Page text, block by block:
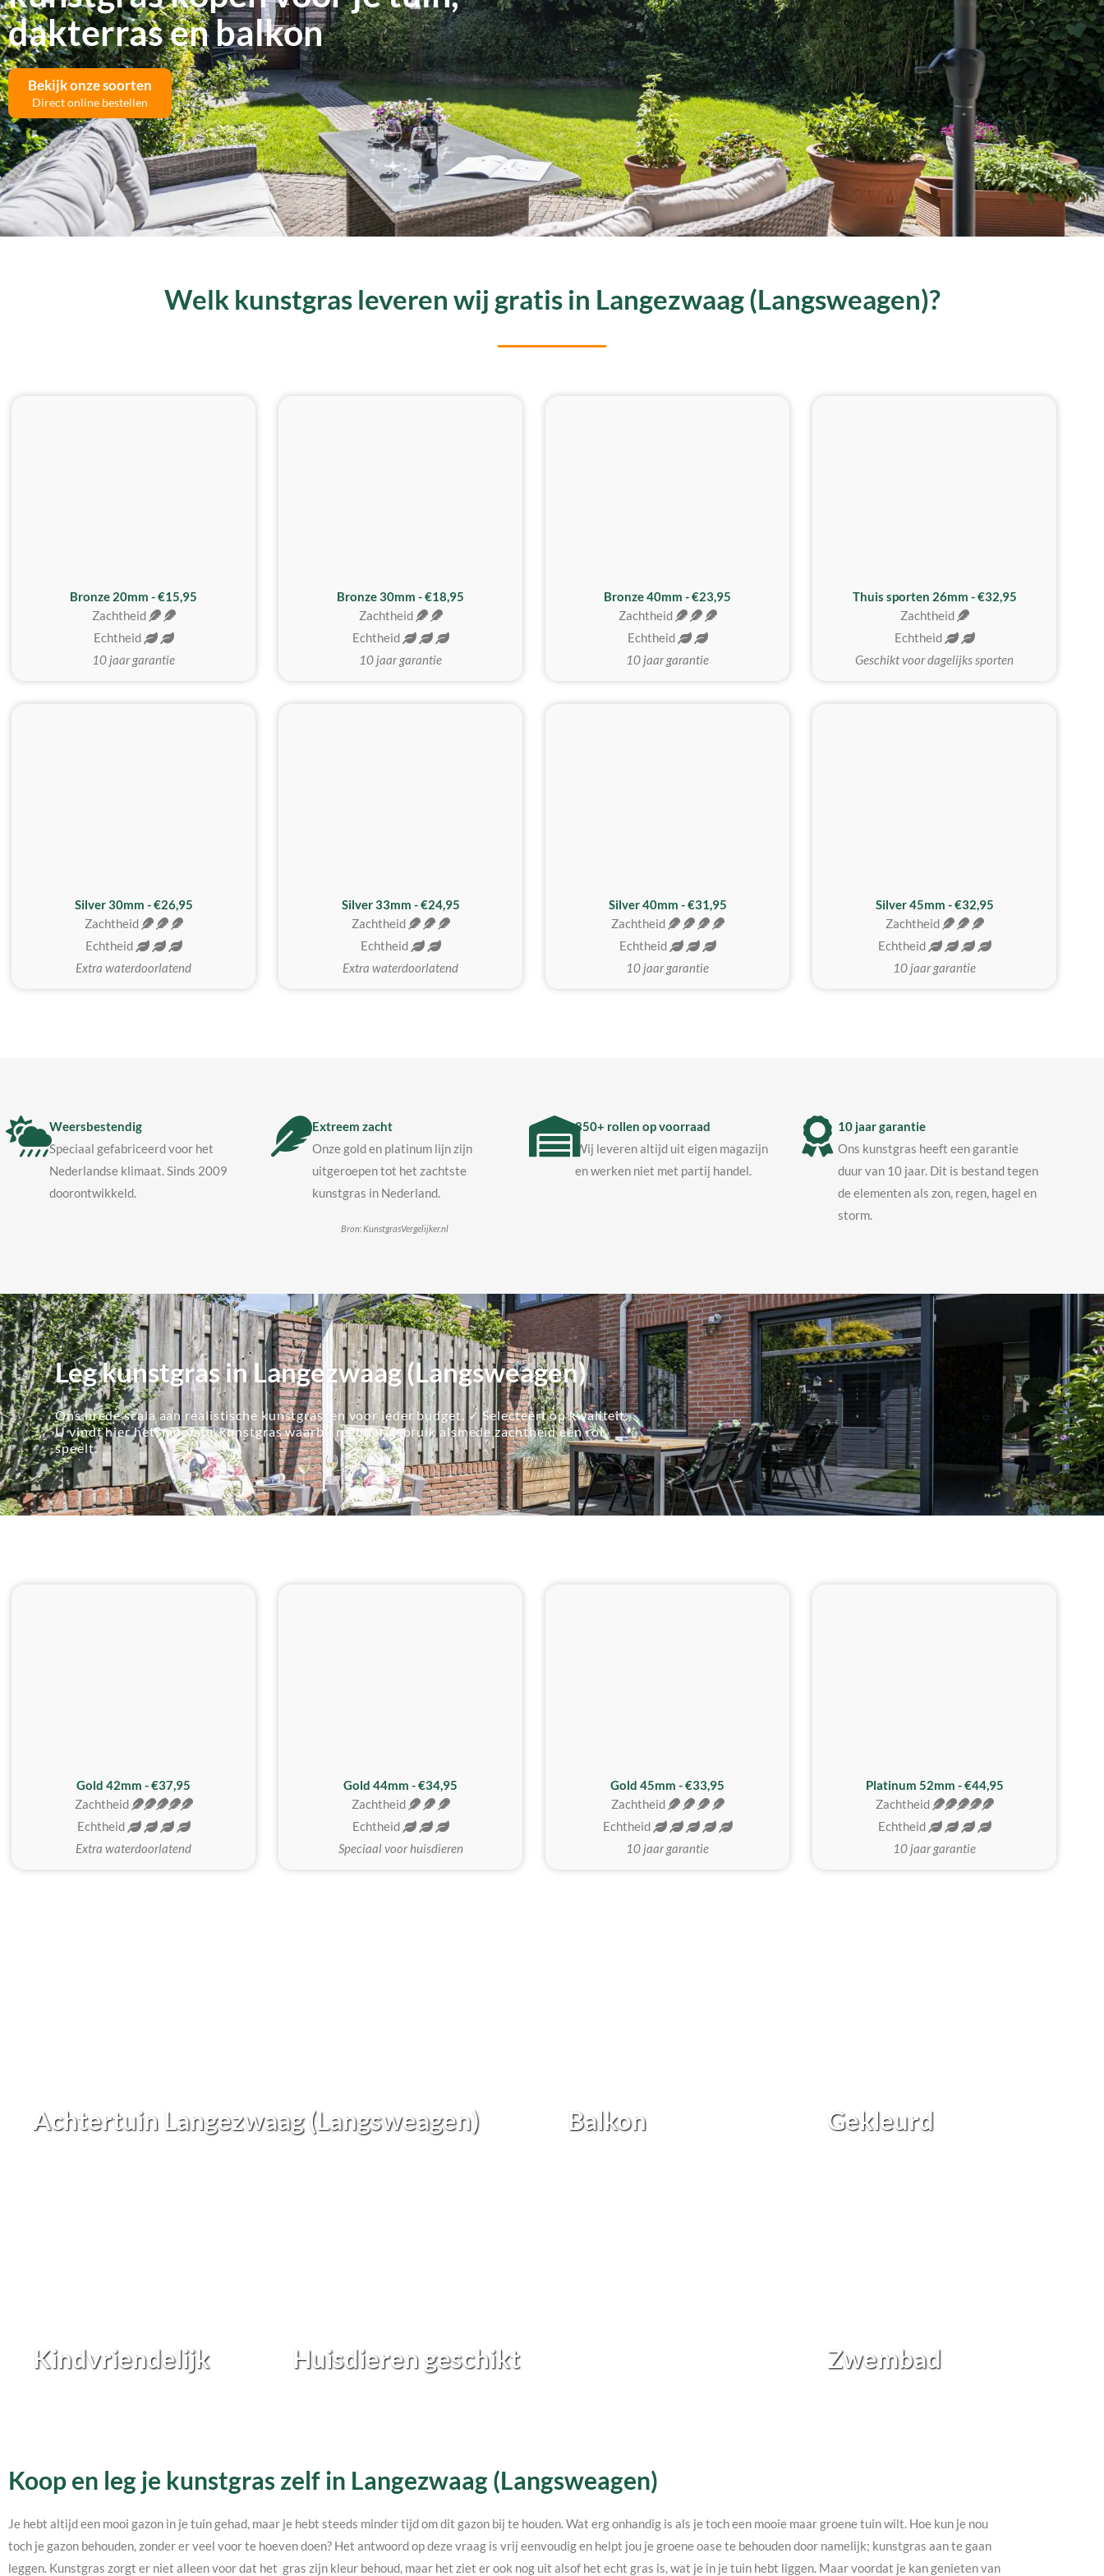
dakterras en balkon
Bekijk onze soorten
Direct online bestellen
Welk kunstgras leveren wij gratis in Langezwaag (Langsweagen)?
Bronze 20mm - €15,95
Zachtheid
Echtheid
10 jaar garantie
Bronze 30mm - €18,95
Zachtheid
Echtheid
10 jaar garantie
Bronze 40mm - €23,95
Zachtheid
Echtheid
10 jaar garantie
Thuis sporten 26mm - €32,95
Zachtheid
Echtheid
Geschikt voor dagelijks sporten
Silver 30mm - €26,95
Zachtheid
Echtheid
Extra waterdoorlatend
Silver 33mm - €24,95
Zachtheid
Echtheid
Extra waterdoorlatend
Silver 40mm - €31,95
Zachtheid
Echtheid
10 jaar garantie
MEEST GEKOZEN
Silver 45mm - €32,95
Zachtheid
Echtheid
10 jaar garantie
Weersbestendig
Speciaal gefabriceerd voor het
Nederlandse klimaat. Sinds 2009
doorontwikkeld.
Extreem zacht
Onze gold en platinum lijn zijn
uitgeroepen tot het zachtste
kunstgras in Nederland.
Bron: KunstgrasVergelijker.nl
850+ rollen op voorraad
Wij leveren altijd uit eigen magazijn
en werken niet met partij handel.
10 jaar garantie
Ons kunstgras heeft een garantie
duur van 10 jaar. Dit is bestand tegen
de elementen als zon, regen, hagel en
storm.
Leg kunstgras in Langezwaag (Langsweagen)
Ons brede scala aan realistische kunstgrassen voor ieder budget. ✓ Selecteert op kwaliteit.
U vindt hier het 'mooiste' kunstgras waarbij regulier gebruik alsmede zachtheid een rol
speelt.
Gold 42mm - €37,95
Zachtheid
Echtheid
Extra waterdoorlatend
Gold 44mm - €34,95
Zachtheid
Echtheid
Speciaal voor huisdieren
Gold 45mm - €33,95
Zachtheid
Echtheid
10 jaar garantie
Platinum 52mm - €44,95
Zachtheid
Echtheid
10 jaar garantie
Achtertuin Langezwaag (Langsweagen) Balkon Gekleurd
Kindvriendelijk Huisdieren geschikt Zwembad
Koop en leg je kunstgras zelf in Langezwaag (Langsweagen)
Je hebt altijd een mooi gazon in je tuin gehad, maar je hebt steeds minder tijd om dit gazon bij te houden. Wat erg onhandig is als je toch een mooie maar groene tuin wilt. Hoe kun je nou
toch je gazon behouden, zonder er veel voor te hoeven doen? Het antwoord op deze vraag is vrij eenvoudig en helpt jou je groene oase te behouden door namelijk; kunstgras aan te gaan
leggen. Kunstgras zorgt er niet alleen voor dat het gras zijn kleur behoud, maar het ziet er ook nog uit alsof het echt gras is, wat je in je tuin hebt liggen. Maar voordat je kan genieten van